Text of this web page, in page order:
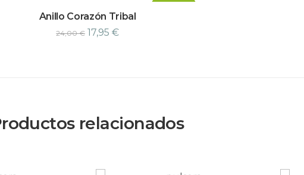
¡Oferta!
Anillo Corazón Tribal
24,00€ 17,95€
relacionados